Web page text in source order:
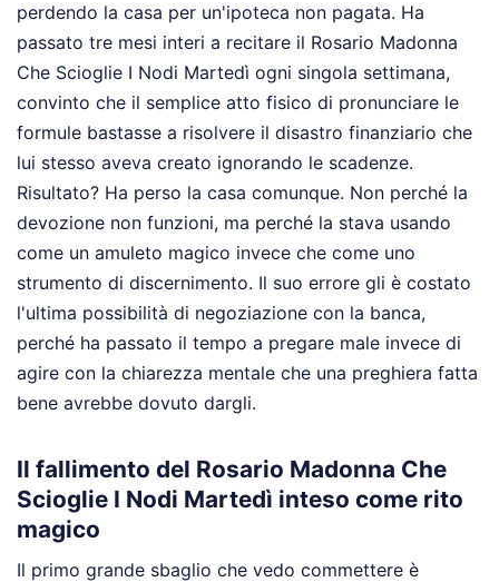
perdendo la casa per un'ipoteca non pagata. Ha
passato tre mesi interi a recitare il Rosario Madonna
Che Scioglie I Nodi Martedì ogni singola settimana,
convinto che il semplice atto fisico di pronunciare le
formule bastasse a risolvere il disastro finanziario che
lui stesso aveva creato ignorando le scadenze.
Risultato? Ha perso la casa comunque. Non perché la
devozione non funzioni, ma perché la stava usando
come un amuleto magico invece che come uno
strumento di discernimento. Il suo errore gli è costato
l'ultima possibilità di negoziazione con la banca,
perché ha passato il tempo a pregare male invece di
agire con la chiarezza mentale che una preghiera fatta
bene avrebbe dovuto dargli.
Il fallimento del Rosario Madonna Che
Scioglie I Nodi Martedì inteso come rito
magico
Il primo grande sbaglio che vedo commettere è